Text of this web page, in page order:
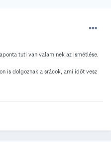
tuti van valaminek az ismétlése.
is dolgoznak a srácok, ami időt vesz